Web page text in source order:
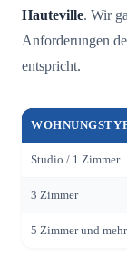
Hauteville. Wir
Anforderungen
entspricht.
Studio / 1 Zimmer
3 Zimmer
5 Zimmer und mehr